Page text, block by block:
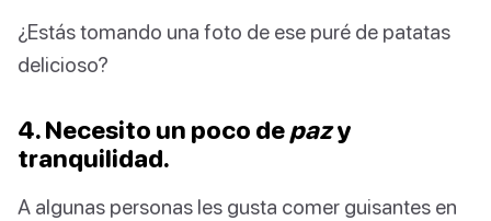
¿Estás tomando una foto de ese puré de patatas
delicioso?
4. Necesito un poco depazy
tranquilidad.
A algunas personas les gusta comer guisantes en